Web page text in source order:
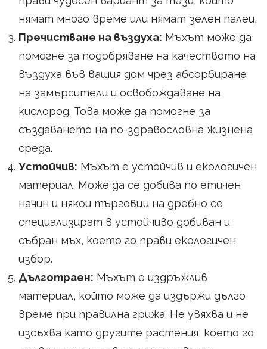
нямат много време или нямат зелен палец.
Пречистване на въздуха: Мъхът може да
помогне за подобряване на качеството на
въздуха във вашия дом чрез абсорбиране
на замърсители и освобождаване на
кислород. Това може да помогне за
създаването на по-здравословна жизнена
среда.
Устойчив: Мъхът е устойчив и екологичен
материал. Може да се добива по етичен
начин и някои търговци на дребно се
специализират в устойчиво добиван и
събран мъх, което го прави екологичен
избор.
Дълготраен: Мъхът е издръжлив
материал, който може да издържи дълго
време при правилна грижа. Не увяхва и не
изсъхва като другите растения, което го